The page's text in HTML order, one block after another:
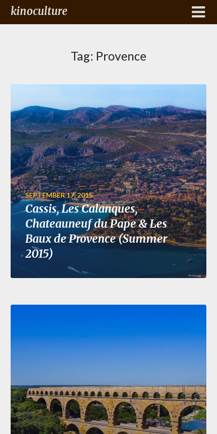
kinoculture
Tag: Provence
SEPTEMBER 17, 2015
Cassis, Les Calanques,
Chateauneuf du Pape & Les
Baux de Provence (Summer
2015)